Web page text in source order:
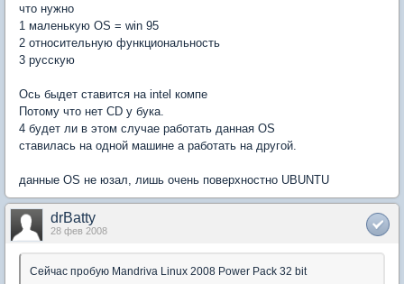
что нужно
1 маленькую OS = win 95
2 относительную функциональность
3 русскую
Ось быдет ставится на intel компе
Потому что нет CD у бука.
4 будет ли в этом случае работать данная OS
ставилась на одной машине а работать на другой.
данные OS не юзал, лишь очень поверхностно UBUNTU
drBatty
28 фев 2008
Сейчас пробую Mandriva Linux 2008 Power Pack 32 bit